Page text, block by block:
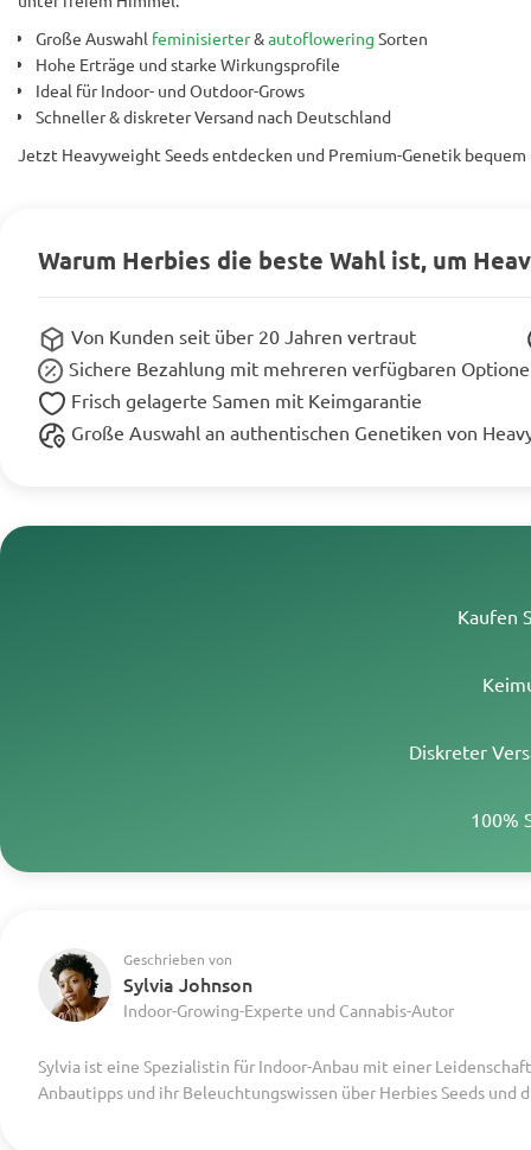
Große Auswahl feminisierter&autoflowering Sorten
Hohe Erträge und starke Wirkungsprofile
Ideal für Indoor- und Outdoor-Grows
Schneller & diskreter Versand nach Deutschland
Jetzt Heavyweight Seeds entdecken und Premium-Genetik bequem
Warum Herbies die beste Wahl ist, um
Von Kunden seit über 20 Jahren vertraut
Sichere Bezahlung mit mehreren verfügbaren
Frisch gelagerte Samen mit Keimgarantie
Große Auswahl an authentischen Genetiken von
Kaufen
Diskreter
100%
Geschrieben von
Sylvia Johnson
Indoor-Growing-Experte und Cannabis-Autor
Sylvia ist eine Spezialistin für Indoor-Anbau mit einer
Anbautipps und ihr Beleuchtungswissen über Herbies Seeds und